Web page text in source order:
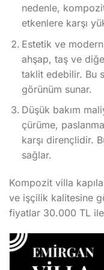
nedenle,
etkenlere karşı
Estetik ve
ahşap, taş ve
taklit edebilir. Bu
görünüm sunar.
Düşük bakım
çürüme,
karşı dirençlidir.
sağlar.
Kompozit villa
ve işçilik kalitesine
fiyatlar 30.000 TL